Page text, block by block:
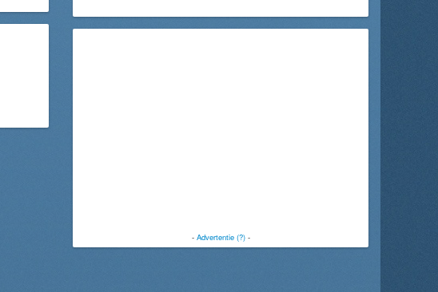
- Advertentie (?)-